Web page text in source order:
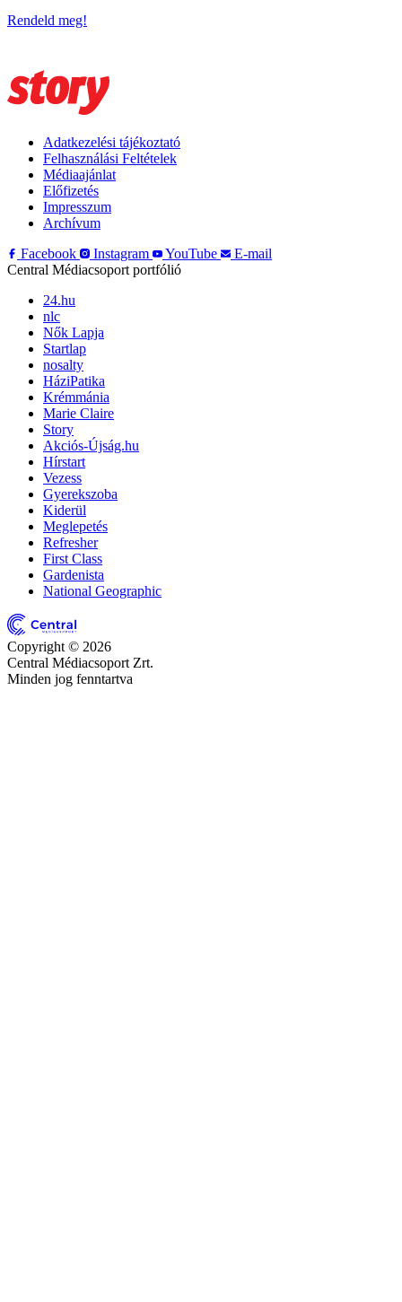
Rendeld meg!
Adatkezelési tájékoztató
Felhasználási Feltételek
Médiaajánlat
Előfizetés
Impresszum
Archívum
Facebook
Instagram YouTube
E-mail
Central Médiacsoport portfólió
24.hu
nlc
Nők Lapja
Startlap
nosalty
HáziPatika
Krémmánia
Marie Claire
Story
Akciós-Újság.hu
Hírstart
Vezess
Gyerekszoba
Kiderül
Meglepetés
Refresher
First Class
Gardenista
National Geographic
Copyright © 2026
Central Médiacsoport Zrt.
Minden jog fenntartva